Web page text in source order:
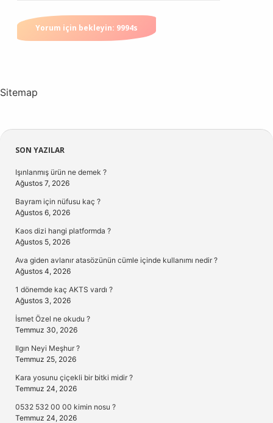
Sitemap
Sidebar
SON YAZILAR
Işınlanmış ürün ne demek ?
Ağustos 7, 2026
Bayram için nüfusu kaç ?
Ağustos 6, 2026
Kaos dizi hangi platformda ?
Ağustos 5, 2026
Ava giden avlanır atasözünün cümle içinde kullanımı nedir ?
Ağustos 4, 2026
1 dönemde kaç AKTS vardı ?
Ağustos 3, 2026
İsmet Özel ne okudu ?
Temmuz 30, 2026
Ilgın Neyi Meşhur ?
Temmuz 25, 2026
Kara yosunu çiçekli bir bitki midir ?
Temmuz 24, 2026
0532 532 00 00 kimin nosu ?
Temmuz 24, 2026